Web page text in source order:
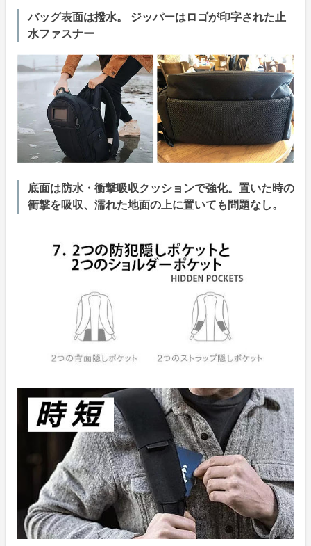
バッグ表面は撥水。 ジッパーはロゴが印字された止
水ファスナー
底面は防水・衝撃吸収クッションで強化。置いた時の
衝撃を吸収、濡れた地面の上に置いても問題なし。